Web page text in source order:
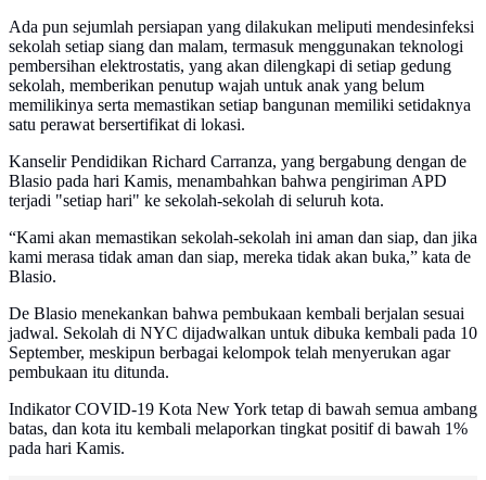
Ada pun sejumlah persiapan yang dilakukan meliputi mendesinfeksi
sekolah setiap siang dan malam, termasuk menggunakan teknologi
pembersihan elektrostatis, yang akan dilengkapi di setiap gedung
sekolah, memberikan penutup wajah untuk anak yang belum
memilikinya serta memastikan setiap bangunan memiliki setidaknya
satu perawat bersertifikat di lokasi.
Kanselir Pendidikan Richard Carranza, yang bergabung dengan de
Blasio pada hari Kamis, menambahkan bahwa pengiriman APD
terjadi "setiap hari" ke sekolah-sekolah di seluruh kota.
“Kami akan memastikan sekolah-sekolah ini aman dan siap, dan jika
kami merasa tidak aman dan siap, mereka tidak akan buka,” kata de
Blasio.
De Blasio menekankan bahwa pembukaan kembali berjalan sesuai
jadwal. Sekolah di NYC dijadwalkan untuk dibuka kembali pada 10
September, meskipun berbagai kelompok telah menyerukan agar
pembukaan itu ditunda.
Indikator COVID-19 Kota New York tetap di bawah semua ambang
batas, dan kota itu kembali melaporkan tingkat positif di bawah 1%
pada hari Kamis.